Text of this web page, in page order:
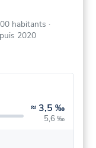
habitants ·
2020
≈ 3,5 ‰
5,6 ‰